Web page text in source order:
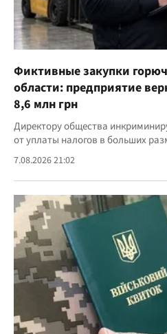
Фиктивные закупки
области: предприятие
8,6 млн грн
Директору общества
от уплаты налогов в больших
7.08.2026 21:02